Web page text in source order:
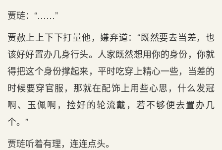
贾琏：“……”
贾赦上上下下打量他，嫌弃道：“既然要去当差，也
该好好置办几身行头。人家既然想用你的身份，你就
得把这个身份撑起来，平时吃穿上精心一些，当差的
时候要穿官服，那就在配饰上用些心思，什么发冠
啊、玉佩啊，捡好的轮流戴，若不够便去置办几
个。”
贾琏听着有理，连连点头。